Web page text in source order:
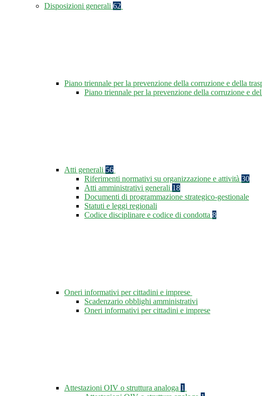
Disposizioni generali 62
Piano triennale per la prevenzione della corruzione e della
Piano triennale per la prevenzione della corruzione e
Atti generali 56
Riferimenti normativi su organizzazione e attività 30
Atti amministrativi generali 18
Documenti di programmazione strategico-gestionale
Statuti e leggi regionali
Codice disciplinare e codice di condotta 8
Oneri informativi per cittadini e imprese
Scadenzario obblighi amministrativi
Oneri informativi per cittadini e imprese
Attestazioni OIV o struttura analoga 1